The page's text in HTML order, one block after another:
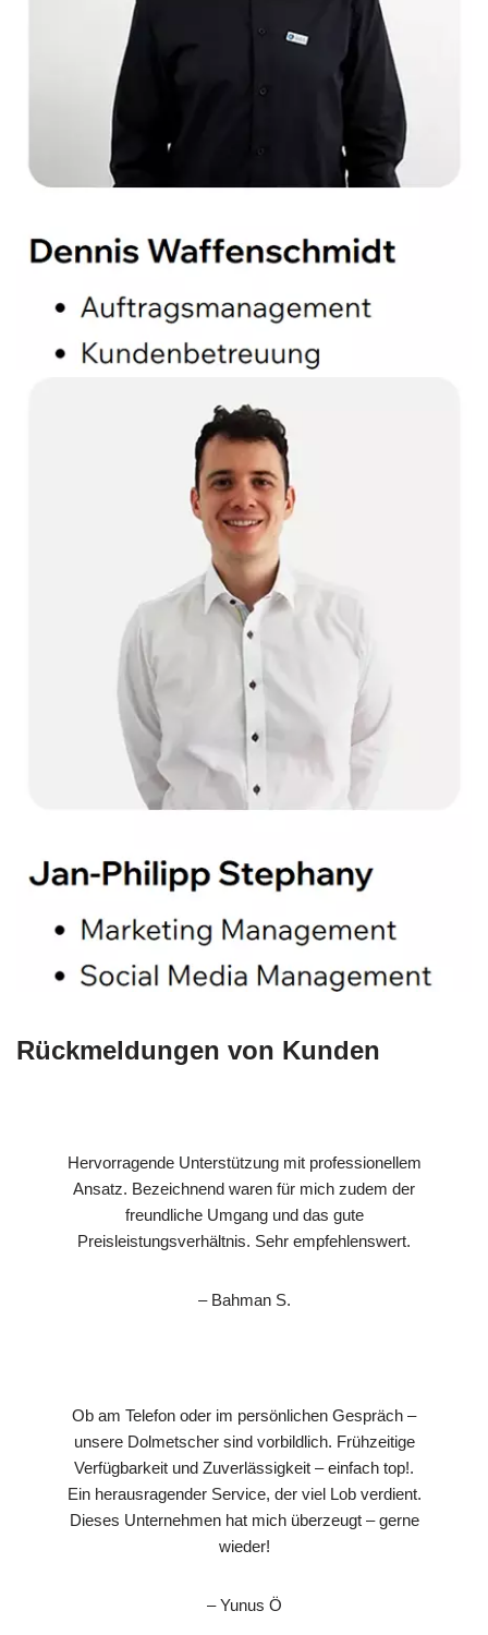
Rückmeldungen von Kunden
Hervorragende Unterstützung mit professionellem
Ansatz. Bezeichnend waren für mich zudem der
freundliche Umgang und das gute
Preisleistungsverhältnis. Sehr empfehlenswert.
– Bahman S.
Ob am Telefon oder im persönlichen Gespräch –
unsere Dolmetscher sind vorbildlich. Frühzeitige
Verfügbarkeit und Zuverlässigkeit – einfach top!.
Ein herausragender Service, der viel Lob verdient.
Dieses Unternehmen hat mich überzeugt – gerne
wieder!
– Yunus Ö